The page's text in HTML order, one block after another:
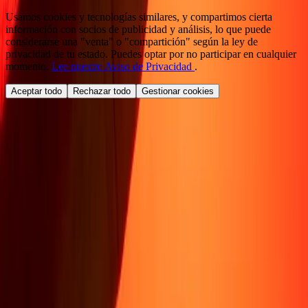
Usamos cookies y tecnologías similares, y compartimos cierta
información con socios de publicidad y análisis, lo que puede
considerarse una "venta" o "compartición" según la ley de
privacidad de tu estado. Puedes optar por no participar en cualquier
momento. Lee nuestro Aviso de Privacidad .
Aceptar todo Rechazar todo Gestionar cookies